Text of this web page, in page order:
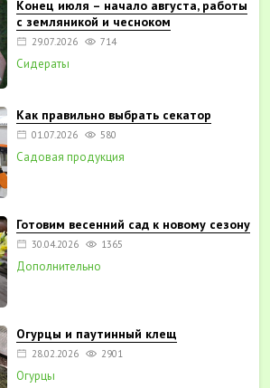
Конец июля – начало августа, работы
с земляникой и чесноком
29.07.2026 714
Сидераты
Как правильно выбрать секатор
01.07.2026 580
Садовая продукция
Готовим весенний сад к новому сезону
30.04.2026 1365
Дополнительно
Огурцы и паутинный клещ
28.02.2026 2901
Огурцы